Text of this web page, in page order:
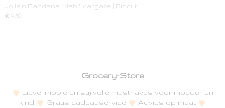
Jollein Bandana Slab Stargaze [ Biscuit ]
€ 4,50
Grocery-Store
Lieve, mooie en stijlvolle musthaves voor moeder en
kind
Gratis cadeauservice
Advies op maat